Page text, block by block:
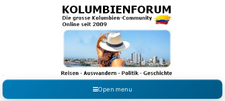
Kolumbienforum - Das
grosse Forum der
Freunde Kolumbiens
Reisen, Auswandern, Kultur, Politik, Geschichte und Visum in Kolumbien und Venezuela.
Austausch, Erfahrungen und Gemeinschaft im Kolumbienforum
Open menu